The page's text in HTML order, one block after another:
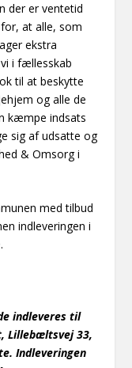
der er ventetid
at alle, som
ekstra
i fællesskab
til at beskytte
og alle de
kæmpe indsats
sig af udsatte og
& Omsorg i
med tilbud
indleveringen i
indleveres til
Lillebæltsvej 33,
Indleveringen